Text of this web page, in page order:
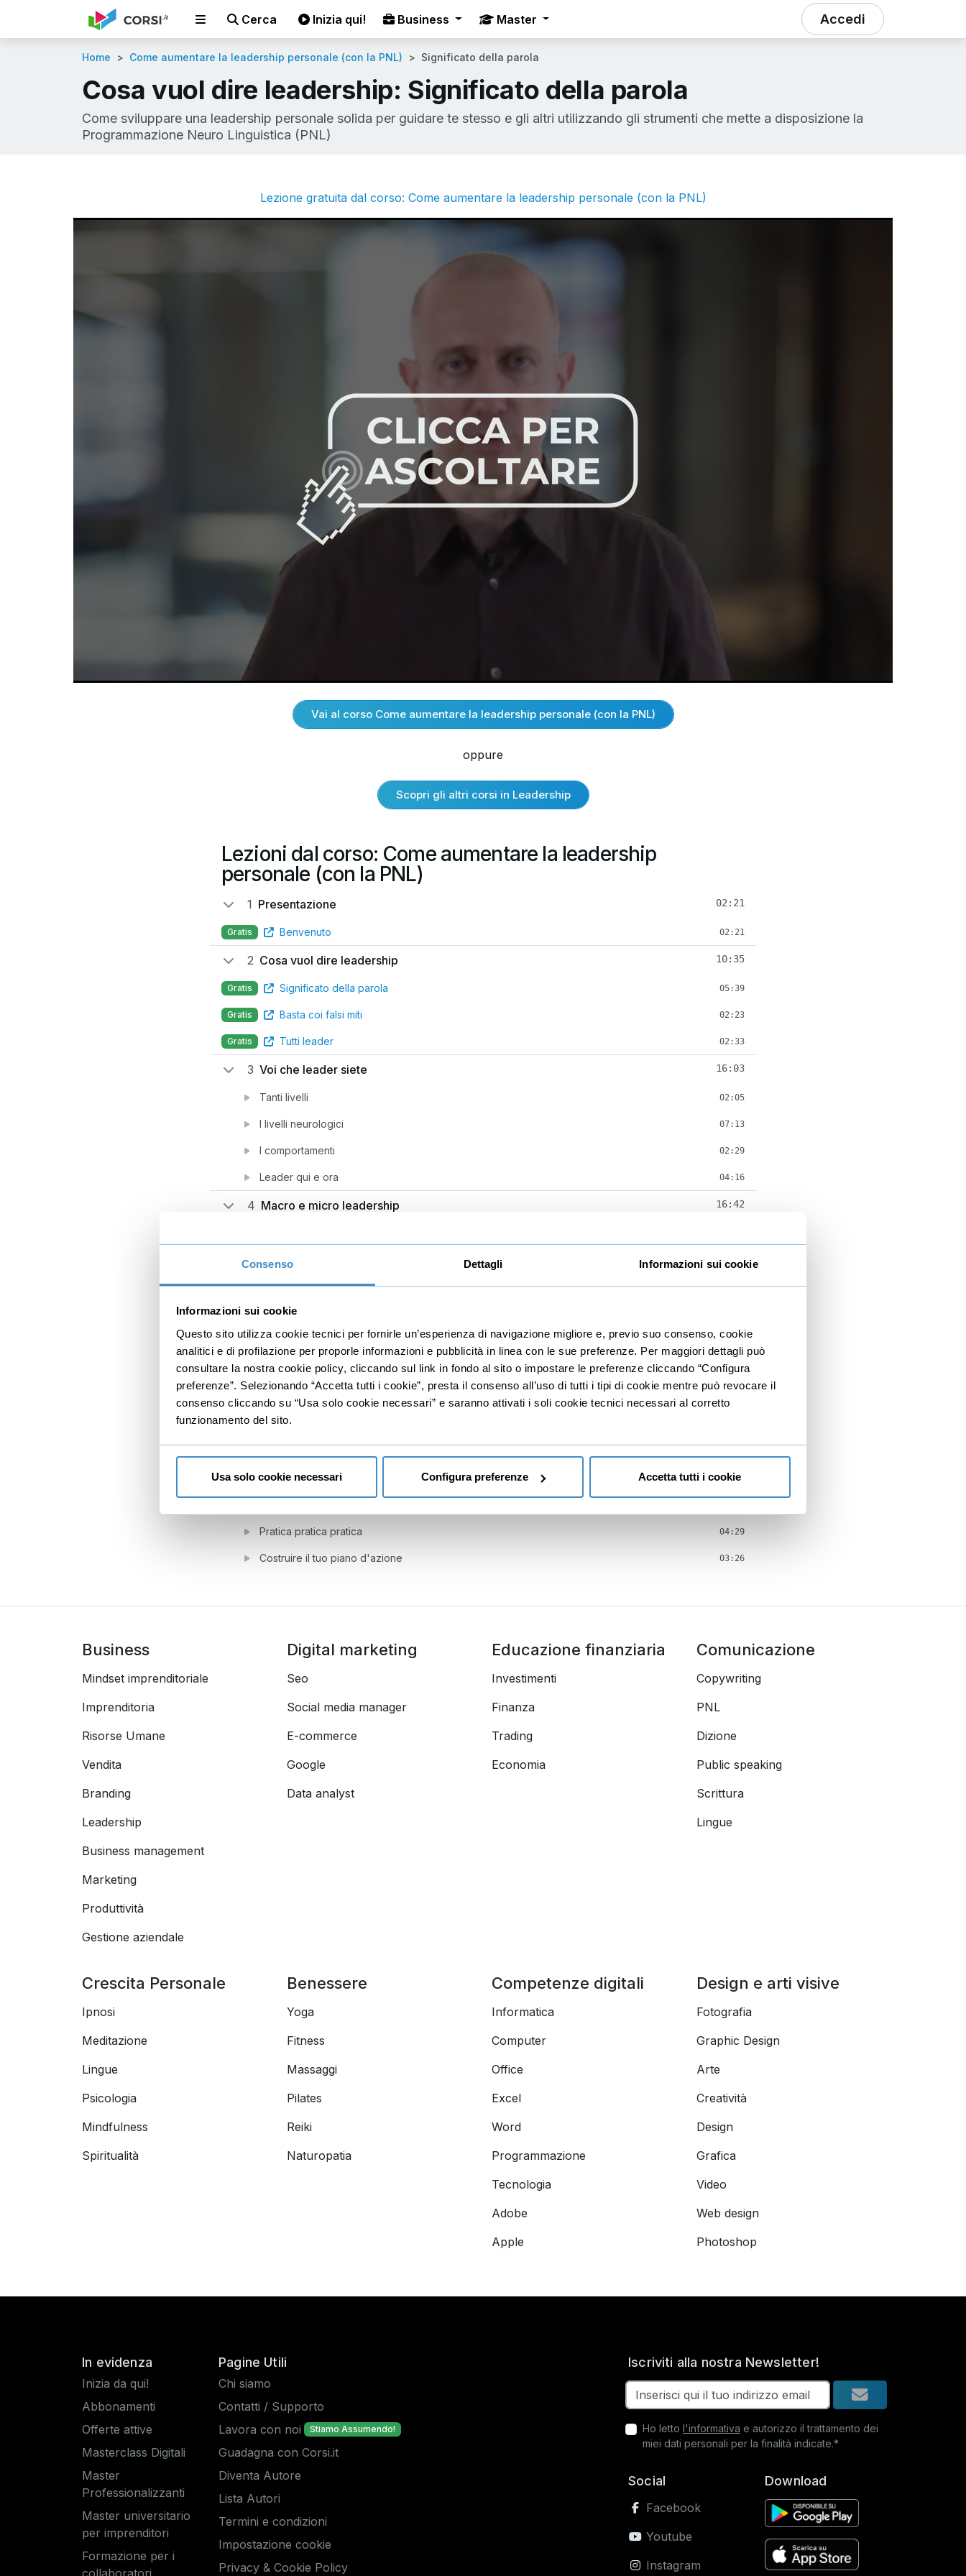
Consenso Dettagli Informazioni sui cookie
Informazioni sui cookie
Questo sito utilizza cookie tecnici per fornirle un’esperienza di navigazione migliore e, previo suo consenso, cookie
analitici e di profilazione per proporle informazioni e pubblicità in linea con le sue preferenze. Per maggiori dettagli può
consultare la nostra cookie policy, cliccando sul link in fondo al sito o impostare le preferenze cliccando “Configura
preferenze”. Selezionando “Accetta tutti i cookie”, presta il consenso all’uso di tutti i tipi di cookie mentre può revocare il
consenso cliccando su “Usa solo cookie necessari” e saranno attivati i soli cookie tecnici necessari al corretto
funzionamento del sito.
Usa solo cookie necessari Configura preferenze Accetta tutti i cookie
Cerca Inizia qui! Business Master Accedi
Home Come aumentare la leadership personale (con la PNL) Significato della parola
Cosa vuol dire leadership: Significato della parola
Come sviluppare una leadership personale solida per guidare te stesso e gli altri utilizzando gli strumenti che mette a disposizione la
Programmazione Neuro Linguistica (PNL)
Lezione gratuita dal corso: Come aumentare la leadership personale (con la PNL)
Vai al corso Come aumentare la leadership personale (con la PNL)
oppure
Scopri gli altri corsi in Leadership
Lezioni dal corso: Come aumentare la leadership
personale (con la PNL)
1 Presentazione 02:21
Gratis Benvenuto 02:21
2 Cosa vuol dire leadership 10:35
Gratis Significato della parola 05:39
Gratis Basta coi falsi miti 02:23
Gratis Tutti leader 02:33
3 Voi che leader siete 16:03
Tanti livelli 02:05
I livelli neurologici 07:13
I comportamenti 02:29
Leader qui e ora 04:16
4 Macro e micro leadership 16:42
Vision e mission 06:18
I valori guida 03:15
I comportamenti e la loro misurazione
5 Leadership situazionale e PNL 25:03
Differenze situazionali 04:58
4 stili per 4 situazioni – Parte 2
Il linguaggio di precisione 03:56
L'adattamento della PNL alla leadership situazionale 07:25
Pratica pratica pratica 04:29
Costruire il tuo piano d'azione 03:26
Business
Mindset imprenditoriale
Imprenditoria
Risorse Umane
Vendita
Branding
Leadership
Business management
Marketing
Produttività
Gestione aziendale
Digital marketing
Seo
Social media manager
E-commerce
Google
Data analyst
Educazione finanziaria
Investimenti
Finanza
Trading
Economia
Comunicazione
Copywriting
PNL
Dizione
Public speaking
Scrittura
Lingue
Crescita Personale
Ipnosi
Meditazione
Lingue
Psicologia
Mindfulness
Spiritualità
Benessere
Yoga
Fitness
Massaggi
Pilates
Reiki
Naturopatia
Competenze digitali
Informatica
Computer
Office
Excel
Word
Programmazione
Tecnologia
Adobe
Apple
Design e arti visive
Fotografia
Graphic Design
Arte
Creatività
Design
Grafica
Video
Web design
Photoshop
In evidenza
Inizia da qui!
Abbonamenti
Offerte attive
Masterclass Digitali
Master
Professionalizzanti
Master universitario
per imprenditori
Formazione per i
Pagine Utili
Chi siamo
Contatti / Supporto
Lavora con noi
Stiamo Assumendo!
Guadagna con Corsi.it
Diventa Autore
Lista Autori
Termini e condizioni
Impostazione cookie
Privacy & Cookie Policy
Iscriviti alla nostra Newsletter!
Ho letto l'informativa e autorizzo il trattamento dei
miei dati personali per la finalità indicate.*
Social
Facebook
Youtube
Instagram
Download